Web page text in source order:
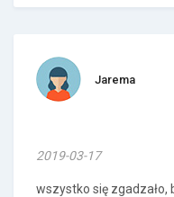
Jarema
2019-03-17
wszystko się zgadzało,